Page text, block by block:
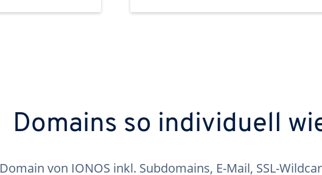
Domains so individuell
Domain von IONOS inkl. Subdomains, E-Mail, SSL-